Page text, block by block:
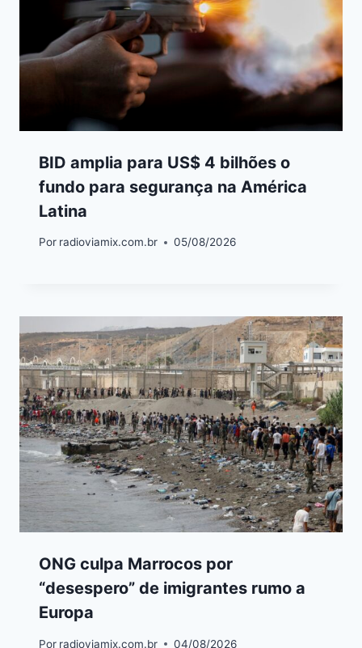
BID amplia para US$ 4 bilhões o
fundo para segurança na América
Latina
Por radioviamix.com.br 05/08/2026
ONG culpa Marrocos por
“desespero” de imigrantes rumo a
Europa
Por radioviamix.com.br 04/08/2026